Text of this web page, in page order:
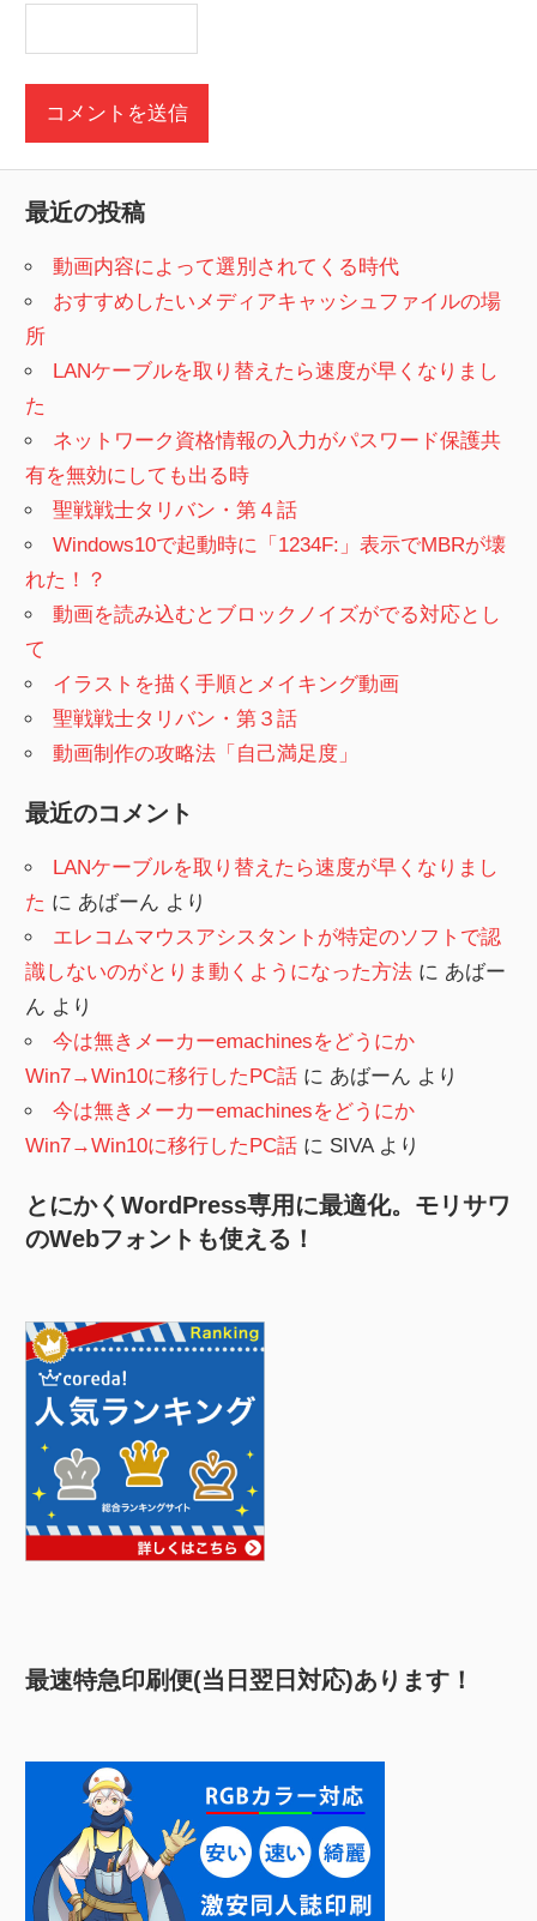
最近の投稿
動画内容によって選別されてくる時代
おすすめしたいメディアキャッシュファイルの場
所
LANケーブルを取り替えたら速度が早くなりまし
た
ネットワーク資格情報の入力がパスワード保護共
有を無効にしても出る時
聖戦戦士タリバン・第４話
Windows10で起動時に「1234F:」表示でMBRが壊
れた！？
動画を読み込むとブロックノイズがでる対応とし
て
イラストを描く手順とメイキング動画
聖戦戦士タリバン・第３話
動画制作の攻略法「自己満足度」
最近のコメント
LANケーブルを取り替えたら速度が早くなりまし
た に あばーん より
エレコムマウスアシスタントが特定のソフトで認
識しないのがとりま動くようになった方法 に あばー
ん より
今は無きメーカーemachinesをどうにか
Win7→Win10に移行したPC話 に あばーん より
今は無きメーカーemachinesをどうにか
Win7→Win10に移行したPC話 に SIVAより
とにかくWordPress専用に最適化。モリサワ
のWebフォントも使える！
最速特急印刷便(当日翌日対応)あります！